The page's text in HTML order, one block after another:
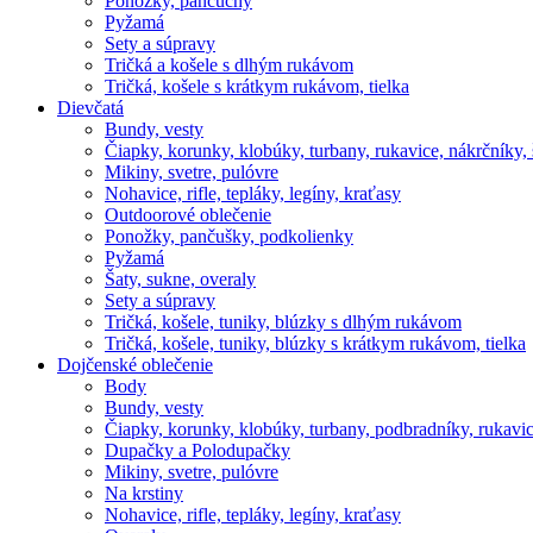
Pyžamá
Sety a súpravy
Tričká a košele s dlhým rukávom
Tričká, košele s krátkym rukávom, tielka
Dievčatá
Bundy, vesty
Čiapky, korunky, klobúky, turbany, rukavice, nákrčníky,
Mikiny, svetre, pulóvre
Nohavice, rifle, tepláky, legíny, kraťasy
Outdoorové oblečenie
Ponožky, pančušky, podkolienky
Pyžamá
Šaty, sukne, overaly
Sety a súpravy
Tričká, košele, tuniky, blúzky s dlhým rukávom
Tričká, košele, tuniky, blúzky s krátkym rukávom, tielka
Dojčenské oblečenie
Body
Bundy, vesty
Čiapky, korunky, klobúky, turbany, podbradníky,
Dupačky a Polodupačky
Mikiny, svetre, pulóvre
Na krstiny
Nohavice, rifle, tepláky, legíny, kraťasy